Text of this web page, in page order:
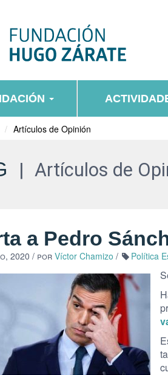
Artículos de Opinión
| Artículos de
a Pedro
2020 / por Víctor Chamizo / Política